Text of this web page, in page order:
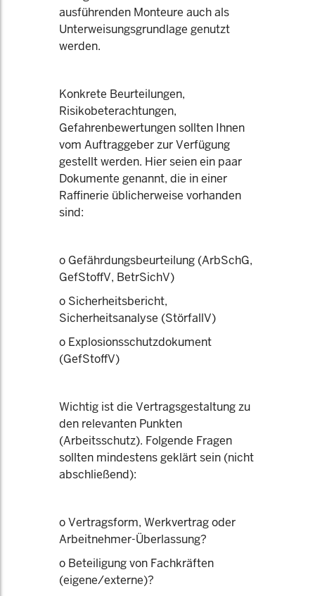
ausführenden Monteure auch als
Unterweisungsgrundlage genutzt
werden.
Konkrete Beurteilungen,
Risikobeterachtungen,
Gefahrenbewertungen sollten Ihnen
vom Auftraggeber zur Verfügung
gestellt werden. Hier seien ein paar
Dokumente genannt, die in einer
Raffinerie üblicherweise vorhanden
sind:
o Gefährdungsbeurteilung (ArbSchG,
GefStoffV, BetrSichV)
o Sicherheitsbericht,
Sicherheitsanalyse (StörfallV)
o Explosionsschutzdokument
(GefStoffV)
Wichtig ist die Vertragsgestaltung zu
den relevanten Punkten
(Arbeitsschutz). Folgende Fragen
sollten mindestens geklärt sein (nicht
abschließend):
o Vertragsform, Werkvertrag oder
Arbeitnehmer-Überlassung?
o Beteiligung von Fachkräften
(eigene/externe)?